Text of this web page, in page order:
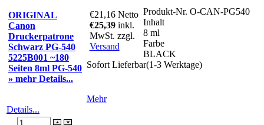
ORIGINAL
Canon
Druckerpatrone
Schwarz PG-540
5225B001 ~180
Seiten 8ml PG-540
» mehr Details...
€21,16 Netto
€25,39 inkl.
MwSt. zzgl.
Versand
Produkt-Nr. O-CAN-PG540
Inhalt
8 ml
Farbe
BLACK
Sofort Lieferbar(1-3 Werktage)
Mehr
Details...